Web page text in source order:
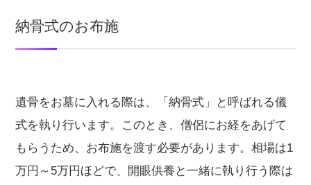
納骨式のお布施
遺骨をお墓に入れる際は、「納骨式」と呼ばれる儀
式を執り行います。このとき、僧侶にお経をあげて
もらうため、お布施を渡す必要があります。相場は1
万円～5万円ほどで、開眼供養と一緒に執り行う際は